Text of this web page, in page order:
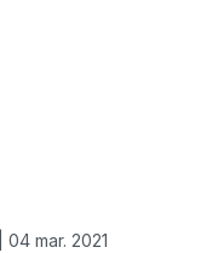
04 mar. 2021